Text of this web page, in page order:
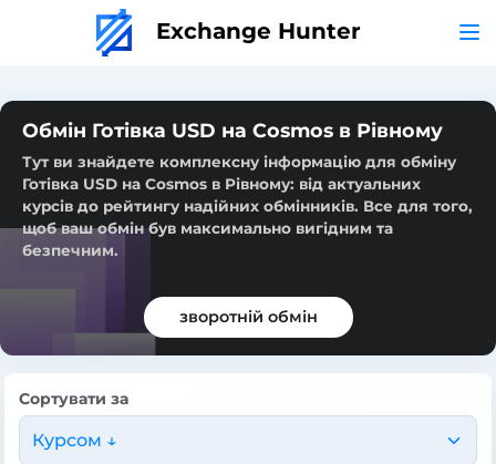
Exchange Hunter
Обмін Готівка USD на Cosmos в Рівному
Тут ви знайдете комплексну інформацію для обміну
Готівка USD на Cosmos в Рівному: від актуальних
курсів до рейтингу надійних обмінників. Все для того,
щоб ваш обмін був максимально вигідним та
безпечним.
зворотній обмін
Сортувати за
Курсом ↓